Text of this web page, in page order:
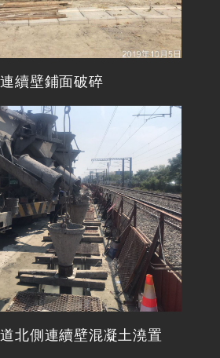
續壁鋪面破碎
北側連續壁混凝土澆置